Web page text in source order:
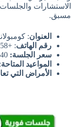
الاستشارات
مسبق.
العنوان: كومبولانتي 7 أ، 00520
رقم الهاتف: +358 10 3254540
سعر الجلسة: 240
المواعيد المتاحة:
الأمراض التي